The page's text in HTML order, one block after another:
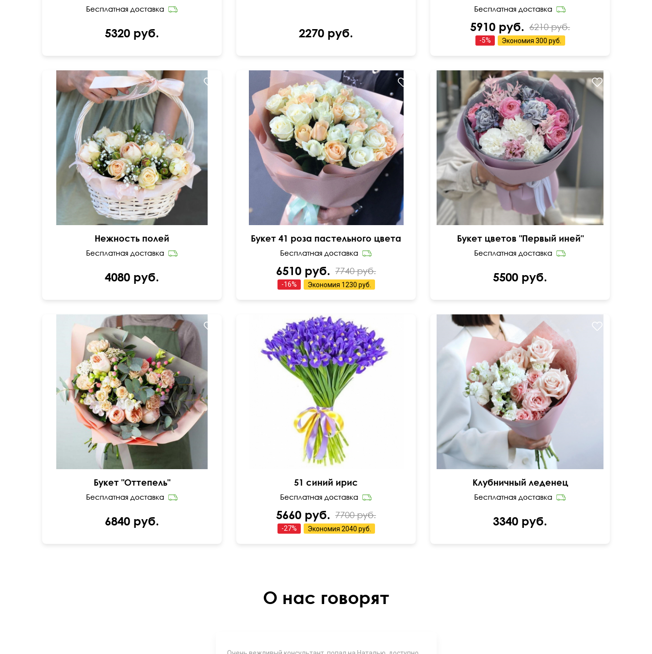
5320 руб. 2270 руб. 5910 руб. 6210 руб.
-5% Экономия 300 руб.
Розы, гипсофила, зелень, оазис, корзина
плетёная, бант
Нежность полей
4080 руб.
50 см 50 см
Букет 41 роза пастельного цвета
6510 руб. 7740 руб.
-16% Экономия 1230 руб.
С эустомой, пионовидными розами Остин,
диантусами и фисташкой.
Букет цветов "Первый иней"
5500 руб.
Композиция из премиум цветов
Букет "Оттепель"
6840 руб.
55 см 35 см
51 синий ирис
5660 руб. 7700 руб.
-27% Экономия 2040 руб.
Клубничный леденец
3340 руб.
О нас говорят